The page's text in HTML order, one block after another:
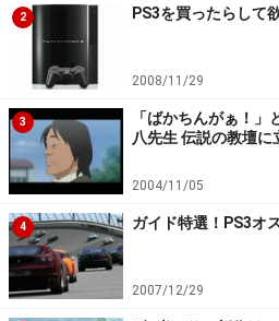
2 PS3を買ったらして
2008/11/29
3
「ばかちんがぁ！
八先生 伝説の教壇に
2004/11/05
4 ガイド特選！PS3オ
2007/12/29